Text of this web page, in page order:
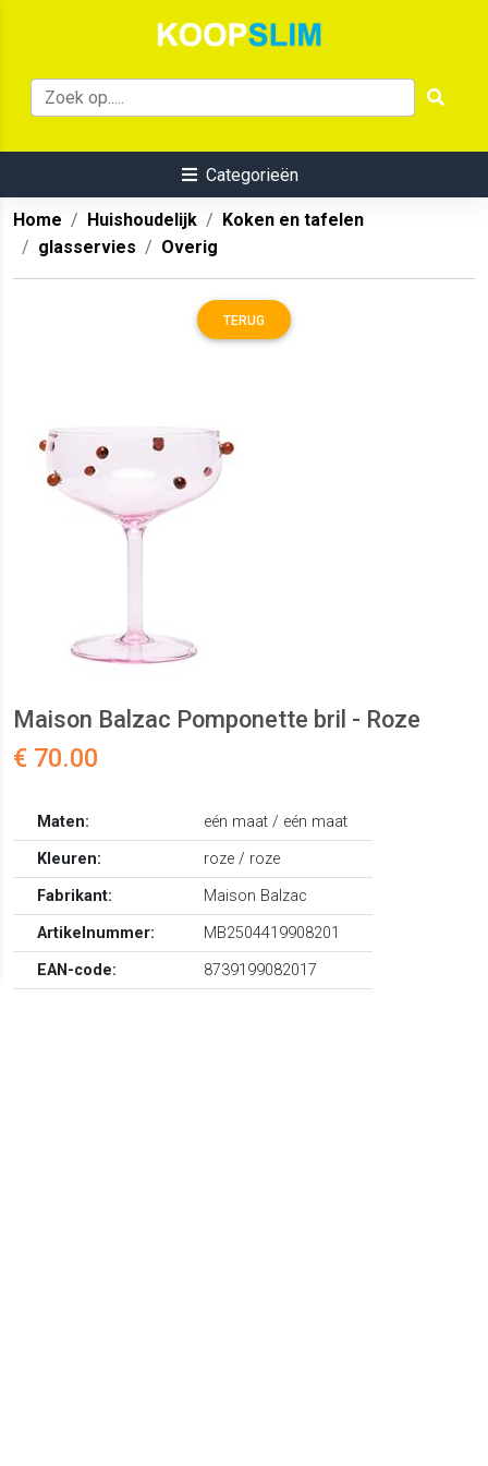
Categorieën
Home Huishoudelijk
Koken en tafelen
glasservies
Overig
TERUG
Maison Balzac Pomponette bril - Roze
€ 70.00
Maten:
eén maat / eén maat
Kleuren:
roze / roze
Fabrikant:
Maison Balzac
Artikelnummer:
MB2504419908201
EAN-code:
8739199082017